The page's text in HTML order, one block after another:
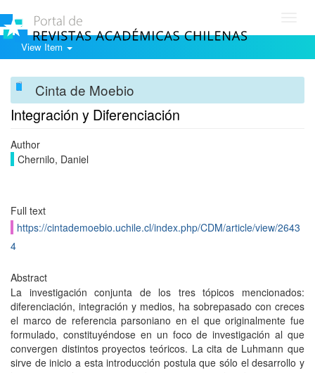
View Item
Cinta de Moebio
Integración y Diferenciación
Author
Chernilo, Daniel
Full text
https://cintademoebio.uchile.cl/index.php/CDM/article/view/2643
4
Abstract
La investigación conjunta de los tres tópicos mencionados:
diferenciación, integración y medios, ha sobrepasado con creces
el marco de referencia parsoniano en el que originalmente fue
formulado, constituyéndose en un foco de investigación al que
convergen distintos proyectos teóricos. La cita de Luhmann que
sirve de inicio a esta introducción postula que sólo el desarrollo y